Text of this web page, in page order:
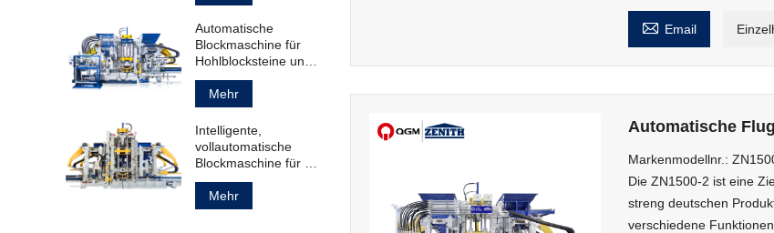
 Email
Automatische
Markenmodellnr.:
Die ZN1500-2 ist eine
streng deutschen
verschiedene
Automatische
Blockmaschine für
Hohlblocksteine ​​und
Bordsteine
Mehr
Intelligente,
vollautomatische
Blockmaschine für die
Herstellung von
Betonprodukten
Mehr